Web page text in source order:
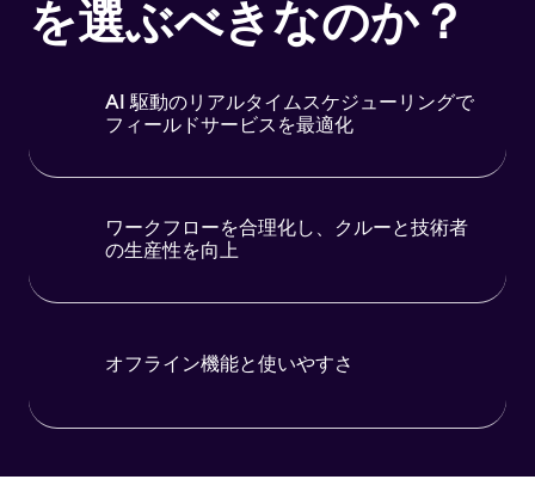
を選ぶべきなのか？
AI 駆動のリアルタイムスケジューリングで
フィールドサービスを最適化
ワークフローを合理化し、クルーと技術者
の生産性を向上
オフライン機能と使いやすさ